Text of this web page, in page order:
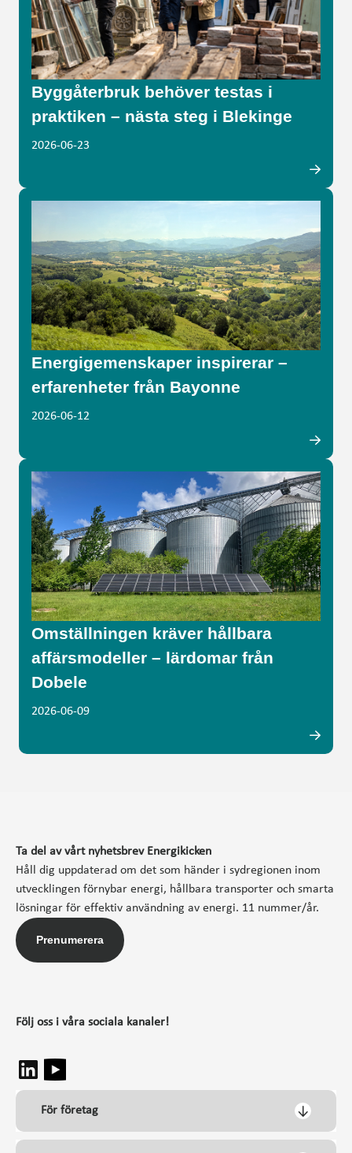
Byggåterbruk behöver testas i
praktiken – nästa steg i Blekinge
2026-06-23
Energigemenskaper inspirerar –
erfarenheter från Bayonne
2026-06-12
Omställningen kräver hållbara
affärsmodeller – lärdomar från
Dobele
2026-06-09
Ta del av vårt nyhetsbrev Energikicken
Håll dig uppdaterad om det som händer i sydregionen inom
utvecklingen förnybar energi, hållbara transporter och smarta
lösningar för effektiv användning av energi. 11 nummer/år.
Prenumerera
Följ oss i våra sociala kanaler!
För företag